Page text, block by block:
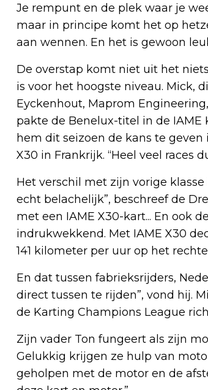
Je rempunt en de plek waar je
maar in principe komt het op
aan wennen. En het is gewoon
De overstap komt niet uit het
is voor het hoogste niveau. Mick,
Eyckenhout, Maprom
pakte de Benelux-titel in de IAME
hem dit seizoen de kans te
X30 in Frankrijk. “Heel veel races
Het verschil met zijn vorige
echt belachelijk”, beschreef de
met een IAME X30-kart... En ook
indrukwekkend. Met IAME X30
141 kilometer per uur op het rechte
En dat tussen fabrieksrijders,
direct tussen te rijden”, vond hij.
de Karting Champions League
Zijn vader Ton fungeert als zijn
Gelukkig krijgen ze hulp van
geholpen met de motor en de